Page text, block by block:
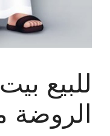
للبيع
الروضة